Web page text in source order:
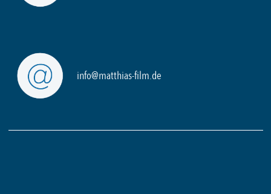
info@matthias-film.de